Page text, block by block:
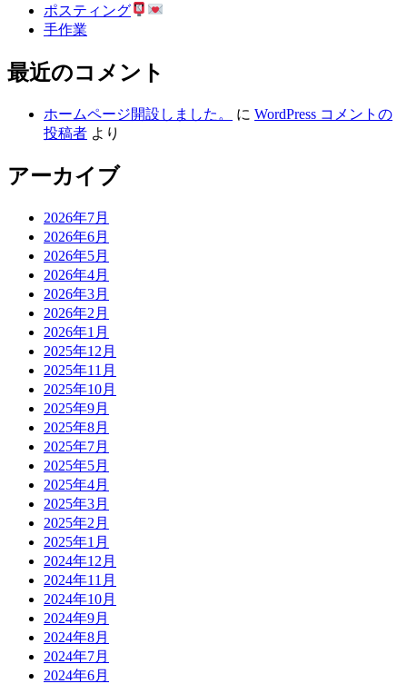
ポスティング
手作業
最近のコメント
ホームページ開設しました。 に WordPress コメントの
投稿者 より
アーカイブ
2026年7月
2026年6月
2026年5月
2026年4月
2026年3月
2026年2月
2026年1月
2025年12月
2025年11月
2025年10月
2025年9月
2025年8月
2025年7月
2025年5月
2025年4月
2025年3月
2025年2月
2025年1月
2024年12月
2024年11月
2024年10月
2024年9月
2024年8月
2024年7月
2024年6月